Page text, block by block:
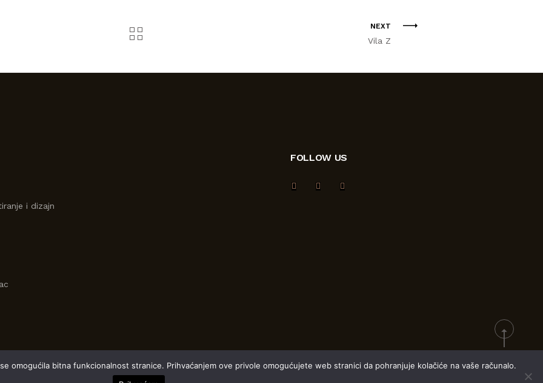
NEXT
Vila Z
i dizajn
FOLLOW US
omogućila bitna funkcionalnost stranice. Prihvaćanjem ove privole omogućujete web stranici da pohranjuje kolačiće na vaše računalo.